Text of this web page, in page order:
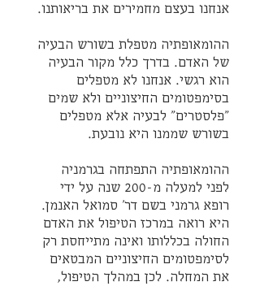
אנחנו בעצם מחמירים את בריאותנו.
ההומאופתיה מטפלת בשורש הבעיה
של האדם. בדרך כלל מקור הבעיה
הוא רגשי. אנחנו לא מטפלים
בסימפטומים החיצוניים ולא שמים
"פלסטרים" לבעיה אלא מטפלים
בשורש שממנו היא נובעת.
ההומאופתיה התפתחה בגרמניה
לפני למעלה מ-200 שנה על ידי
רופא גרמני בשם דר' סמואל האנמן.
היא רואה במרכז הטיפול את האדם
החולה בכללותו ואינה מתייחסת רק
לסימפטומים החיצוניים המבטאים
את המחלה. לכן במהלך הטיפול,